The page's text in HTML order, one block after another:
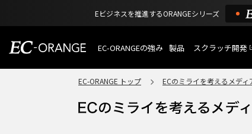
Eビジネスを推進するORANGEシリーズ
EC-ORANGEの強み
選ばれる理由
ECサイトのリプレイス
機能一覧
外部サービス連携
インフラ環境・サポート
製品
特長
ショッピングモール
スクラッチ開発
EC-ORANGE トップ ECのミライを考えるメディ